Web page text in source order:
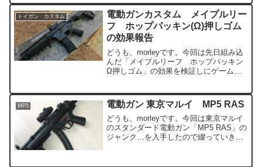
した。後はインナーバレルとチャンバー
を入れるだけになり...
トイガン カスタム
電動ガンカスタム メイプルリー
フ ホップパッキン(Ω)押しゴム
の効果報告
どうも、morleyです。今回は先日組み込
んだ「メイプルリーフ ホップパッキン
Ω押しゴム」の効果を検証しにゲームに
む前と比べたらこうなった」レベルのご
報告ですのでトイガン...
MP5 電動ガン 東京マルイ MP5 RAS
どうも、morleyです。今回は東京マルイ
のスタンダード電動ガン「MP5 RAS」の
ジャンク…を入手したので綴っていきた
のですが、M4と比べてカスタムパーツが